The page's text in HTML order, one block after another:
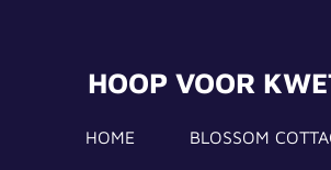
hoofdinhoud
HOOP VOOR
HOME BLOSSOM